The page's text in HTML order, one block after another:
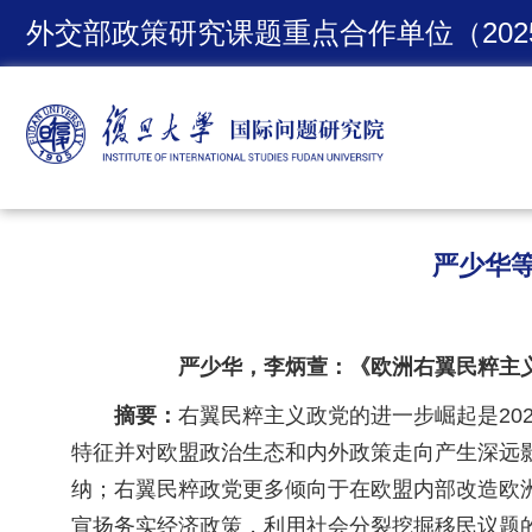
外交部政策研究课题重点合作单位（
严少华
严少华，李炳萱：《欧洲右翼民粹
摘要： 右翼民粹主义政党的进一步崛起是
特征并对欧盟政治生态和内外政策走向产生深
纳；右翼民粹政党更多倾向于在欧盟内部改造
宣扬务实经济政策，利用社会分裂挖掘移民议